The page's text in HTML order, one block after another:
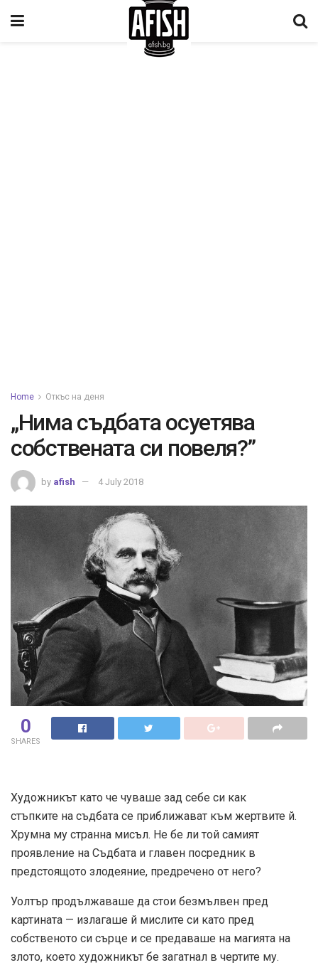
Home Откъс на деня
„Нима съдбата осуетява
собствената си повеля?”
by afish 4 July 2018
0
SHARES
Художникът като че чуваше зад себе си как
стъпките на съдбата се приближават към жертвите й.
Хрумна му странна мисъл. Не бе ли той самият
проявление на Съдбата и главен посредник в
предстоящото злодеяние, предречено от него?
Уолтър продължаваше да стои безмълвен пред
картината — излагаше й мислите си като пред
собственото си сърце и се предаваше на магията на
злото, което художникът бе загатнал в чертите му.